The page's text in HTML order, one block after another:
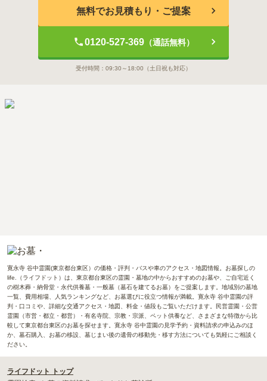
無料でお見積もり・ご提案
0120-527-369（通話無料）
受付時間： 09:30～18:00 （土日祝も対応）
寛永寺 谷中霊園(東京都台東区）の価格・評判・バスや車のアクセス・地図情報。お墓探しの
life.（ライフドット）は、東京都台東区の霊園・墓地の中からおすすめのお墓や、ご自宅近く
の樹木葬・納骨堂・永代供養墓・一般墓（墓石を建てるお墓）をご提案します。地域別の墓地
一覧、費用相場、人気ランキングなど、お墓選びに役立つ情報が満載。寛永寺 谷中霊園の評
判・口コミや、詳細な交通アクセス・地図、料金・値段もご覧いただけます。民営霊園・公営
霊園（市営・都立・都営）・有名寺院、宗教・宗派、ペット供養など、さまざまな特徴から比
較して東京都台東区のお墓を探せます。寛永寺 谷中霊園の見学予約・資料請求の申込みのほ
か、墓石購入、お墓の移設、墓じまい後の遺骨の移動先・移す方法についても気軽にご相談く
ださい。
ライフドット トップ